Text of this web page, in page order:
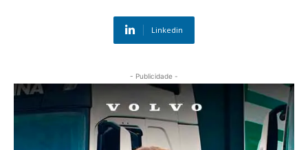
Linkedin
- Publicidade -